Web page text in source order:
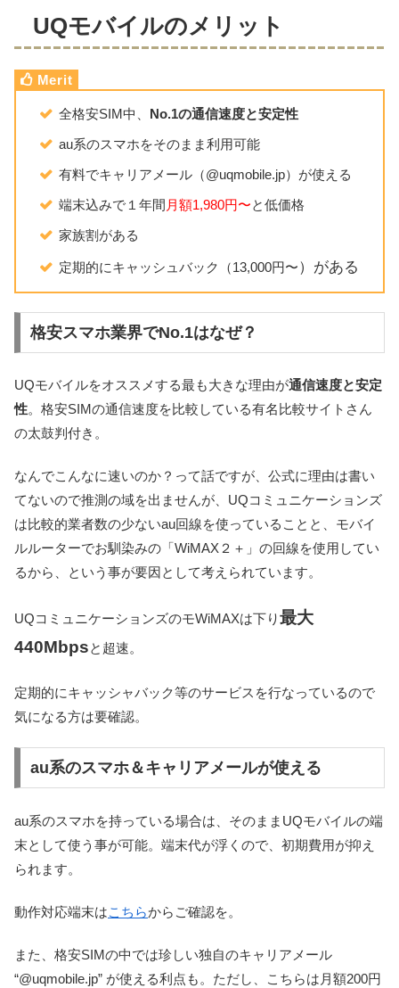
UQモバイルのメリット
全格安SIM中、 No.1の通信速度と安定性
au系のスマホをそのまま利用可能
有料でキャリアメール（@uqmobile.jp）が使える
端末込みで１年間 月額1,980円〜と低価格
家族割がある
定期的にキャッシュバック（13,000円〜）がある
格安スマホ業界でNo.1はなぜ？
UQモバイルをオススメする最も大きな理由が通信速度と安定
性。格安SIMの通信速度を比較している有名比較サイトさん
の太鼓判付き。
なんでこんなに速いのか？って話ですが、公式に理由は書い
てないので推測の域を出ませんが、UQコミュニケーションズ
は比較的業者数の少ないau回線を使っていることと、モバイ
ルルーターでお馴染みの「WiMAX２＋」の回線を使用してい
るから、という事が要因として考えられています。
UQコミュニケーションズのモWiMAXは下り最大
440Mbpsと超速。
定期的にキャッシャバック等のサービスを行なっているので
気になる方は要確認。
au系のスマホ＆キャリアメールが使える
au系のスマホを持っている場合は、そのままUQモバイルの端
末として使う事が可能。端末代が浮くので、初期費用が抑え
られます。
動作対応端末はこちらからご確認を。
また、格安SIMの中では珍しい独自のキャリアメール
“@uqmobile.jp” が使える利点も。ただし、こちらは月額200円